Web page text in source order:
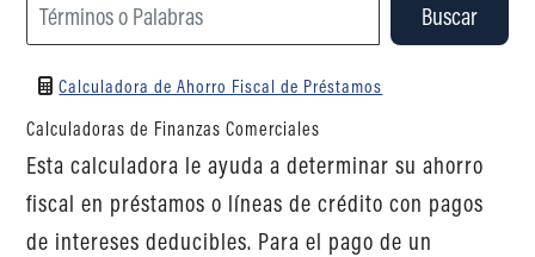
Buscar
Calculadora de Ahorro Fiscal de Préstamos
Calculadoras de Finanzas Comerciales
Esta calculadora le ayuda a determinar su ahorro
fiscal en préstamos o líneas de crédito con pagos
de intereses deducibles. Para el pago de un